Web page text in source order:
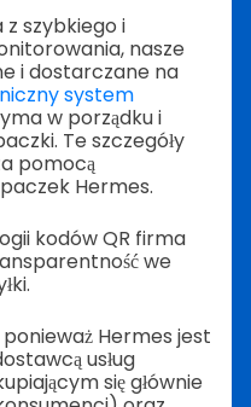
szybkiego i
nasze
i dostarczane na
system
w porządku i
Te szczegóły
pomocą
Hermes.
kodów QR firma
we
Hermes jest
usług
się głównie